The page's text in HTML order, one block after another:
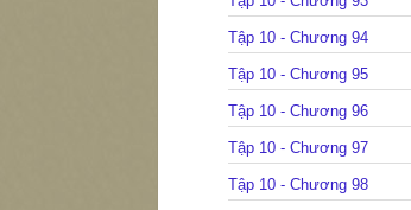
Tập 10 - Chương 94
Tập 10 - Chương 95
Tập 10 - Chương 96
Tập 10 - Chương 97
Tập 10 - Chương 98